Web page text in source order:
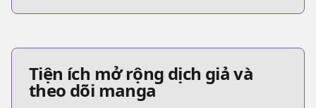
Tiện ích mở rộng dịch giả và
theo dõi manga